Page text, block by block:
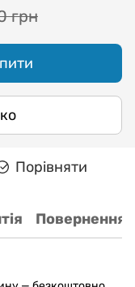
грн
Порівняти
Повернення